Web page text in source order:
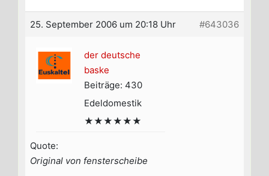
25. September 2006 um 20:18 Uhr #643036
der deutsche
baske
Beiträge: 430
Edeldomestik
★★★★★★
Quote:
Original von fensterscheibe